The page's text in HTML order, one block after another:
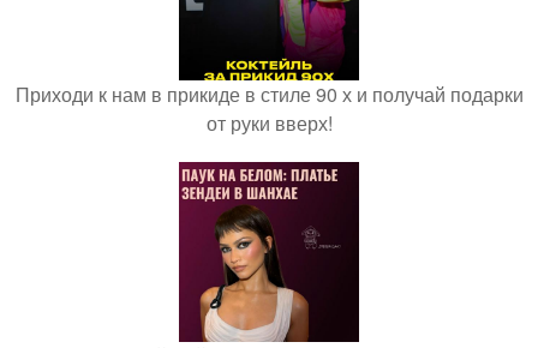
Приходи к нам в прикиде в стиле 90 х и получай подарки
от руки вверх!